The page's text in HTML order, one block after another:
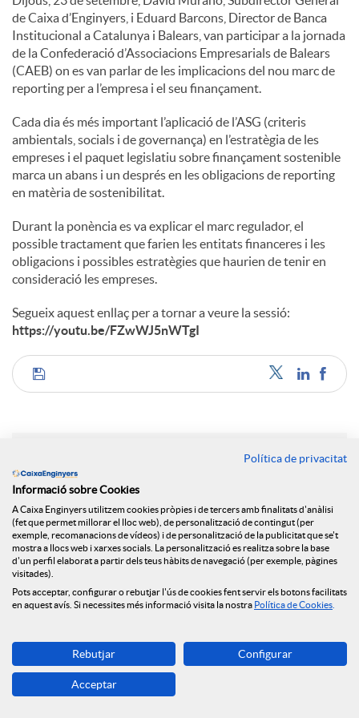
de Caixa d’Enginyers, i Eduard Barcons, Director de Banca
Institucional a Catalunya i Balears, van participar a la jornada
de la Confederació d’Associacions Empresarials de Balears
(CAEB) on es van parlar de les implicacions del nou marc de
reporting per a l’empresa i el seu finançament.
Cada dia és més important l’aplicació de l’ASG (criteris
ambientals, socials i de governança) en l’estratègia de les
empreses i el paquet legislatiu sobre finançament sostenible
marca un abans i un després en les obligacions de reporting
en matèria de sostenibilitat.
Durant la ponència es va explicar el marc regulador, el
possible tractament que farien les entitats financeres i les
obligacions i possibles estratègies que haurien de tenir en
consideració les empreses.
Segueix aquest enllaç per a tornar a veure la sessió:
https://youtu.be/FZwWJ5nWTgI
C
m
p
a
r
t
Notícies relacionades
El Grup Caixa Enginyers consolida el seu model
cooperatiu, sent la primera entitat en qualitat de
servei a Espanya i amb resultats històrics per
tercer any consecutiu
NEWS & YOU num.6
l'economia social amb la seva incorporació al Grup
Clade
NEWS & YOU num.5
Política de privacitat
Informació sobre Cookies
A Caixa Enginyers utilitzem cookies pròpies i de tercers amb finalitats d'anàlisi
(fet que permet millorar el lloc web), de personalització de contingut (per
exemple, recomanacions de vídeos) i de personalització de la publicitat que se't
mostra a llocs web i xarxes socials. La personalització es realitza sobre la base
d'un perfil elaborat a partir dels teus hàbits de navegació (per exemple, pàgines
visitades).
Pots acceptar, configurar o rebutjar l'ús de cookies fent servir els botons facilitats
en aquest avís. Si necessites més informació visita la nostra Política de Cookies
Rebutjar Configurar
Acceptar